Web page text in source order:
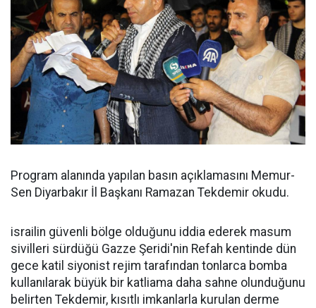
Program alanında yapılan basın açıklamasını Memur-
Sen Diyarbakır İl Başkanı Ramazan Tekdemir okudu.
israilin güvenli bölge olduğunu iddia ederek masum
sivilleri sürdüğü Gazze Şeridi'nin Refah kentinde dün
gece katil siyonist rejim tarafından tonlarca bomba
kullanılarak büyük bir katliama daha sahne olunduğunu
belirten Tekdemir, kısıtlı imkanlarla kurulan derme